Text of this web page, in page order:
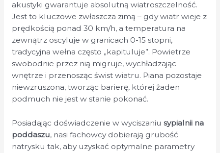
akustyki gwarantuje absolutną wiatroszczelność.
Jest to kluczowe zwłaszcza zimą – gdy wiatr wieje z
prędkością ponad 30 km/h, a temperatura na
zewnątrz oscyluje w granicach 0-15 stopni,
tradycyjna wełna często „kapituluje”. Powietrze
swobodnie przez nią migruje, wychładzając
wnętrze i przenosząc świst wiatru. Piana pozostaje
niewzruszona, tworząc barierę, której żaden
podmuch nie jest w stanie pokonać.
Posiadając doświadczenie w wyciszaniu sypialnii na
poddaszu, nasi fachowcy dobierają grubość
natrysku tak, aby uzyskać optymalne parametry